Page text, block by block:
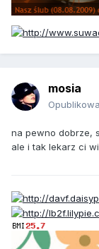
mosia
na pewno dobrze,
ale i tak lekarz ci